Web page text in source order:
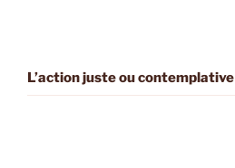
L’action juste ou contemplative